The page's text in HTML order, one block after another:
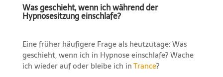
Was geschieht, wenn ich während der
Hypnosesitzung einschlafe?
Eine früher häufigere Frage als heutzutage: Was
geschieht, wenn ich in Hypnose einschlafe? Wache
ich wieder auf oder bleibe ich inTrance?